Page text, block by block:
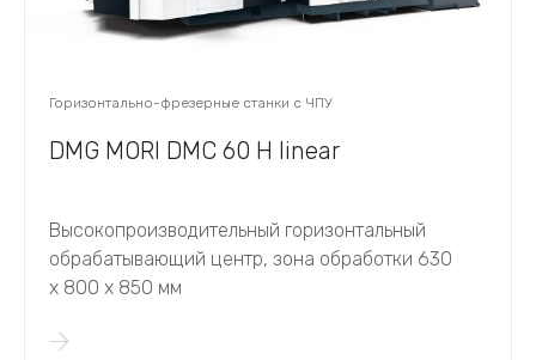
Горизонтально-фрезерные станки с ЧПУ
DMG MORI DMC 60 H linear
Высокопроизводительный горизонтальный
обрабатывающий центр, зона обработки 630
х 800 х 850 мм